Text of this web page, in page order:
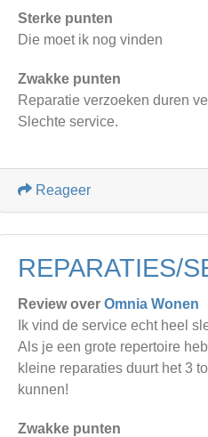
Sterke punten
Die moet ik nog vinden
Zwakke punten
Reparatie verzoeken duren
Slechte service.
Reageer
REPARATIES/
Review over Omnia Wonen
Ik vind de service echt heel
Als je een grote repertoire
kleine reparaties duurt het 3
kunnen!
Zwakke punten